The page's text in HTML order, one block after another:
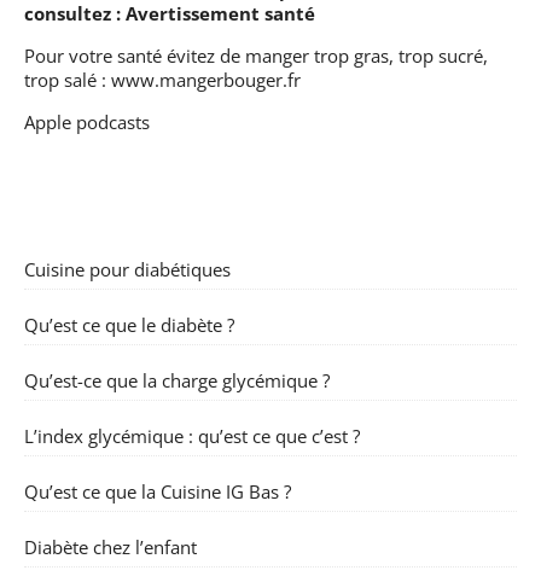
consultez : Avertissement santé
Pour votre santé évitez de manger trop gras, trop sucré,
trop salé : www.mangerbouger.fr
Apple podcasts
Cuisine pour diabétiques
Qu’est ce que le diabète ?
Qu’est-ce que la charge glycémique ?
L’index glycémique : qu’est ce que c’est ?
Qu’est ce que la Cuisine IG Bas ?
Diabète chez l’enfant